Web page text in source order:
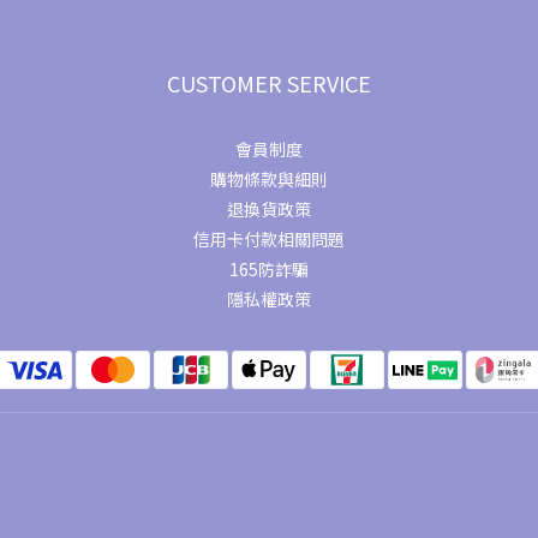
CUSTOMER SERVICE
會員制度
購物條款與細則
退換貨政策
信用卡付款相關問題
165防詐騙
隱私權政策